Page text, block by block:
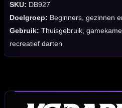
SKU: DB927
Doelgroep: Beginners, gezinnen
Gebruik: Thuisgebruik,
recreatief darten